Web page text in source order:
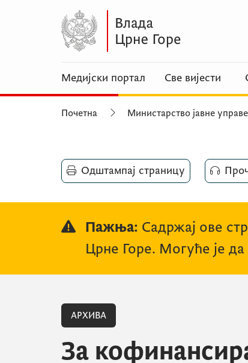
Медијски портал Све вијести
Почетна Министарство јавне управе
Одштампај страницу
Пажња: Садржај ове
Црне Горе. Могуће је
АРХИВА
За